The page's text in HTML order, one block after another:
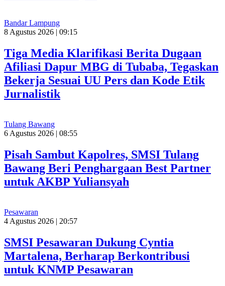
Bandar Lampung
8 Agustus 2026 | 09:15
Tiga Media Klarifikasi Berita Dugaan
Afiliasi Dapur MBG di Tubaba, Tegaskan
Bekerja Sesuai UU Pers dan Kode Etik
Jurnalistik
Tulang Bawang
6 Agustus 2026 | 08:55
Pisah Sambut Kapolres, SMSI Tulang
Bawang Beri Penghargaan Best Partner
untuk AKBP Yuliansyah
Pesawaran
4 Agustus 2026 | 20:57
SMSI Pesawaran Dukung Cyntia
Martalena, Berharap Berkontribusi
untuk KNMP Pesawaran